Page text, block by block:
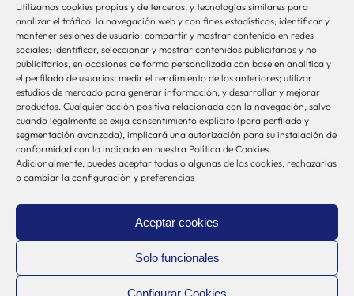
Utilizamos cookies propias y de terceros, y tecnologías similares para
analizar el tráfico, la navegación web y con fines estadísticos; identificar y
mantener sesiones de usuario; compartir y mostrar contenido en redes
sociales; identificar, seleccionar y mostrar contenidos publicitarios y no
publicitarios, en ocasiones de forma personalizada con base en analítica y
el perfilado de usuarios; medir el rendimiento de los anteriores; utilizar
estudios de mercado para generar información; y desarrollar y mejorar
productos. Cualquier acción positiva relacionada con la navegación, salvo
cuando legalmente se exija consentimiento explícito (para perfilado y
segmentación avanzada), implicará una autorización para su instalación de
conformidad con lo indicado en nuestra Política de Cookies.
Adicionalmente, puedes aceptar todas o algunas de las cookies, rechazarlas
o cambiar la configuración y preferencias
Aceptar cookies
Solo funcionales
Configurar Cookies
bio-sistemak@bio-sistemak.eus
944 00 77 90
Otros Enlaces
Osakidetza
Política de Privacidad